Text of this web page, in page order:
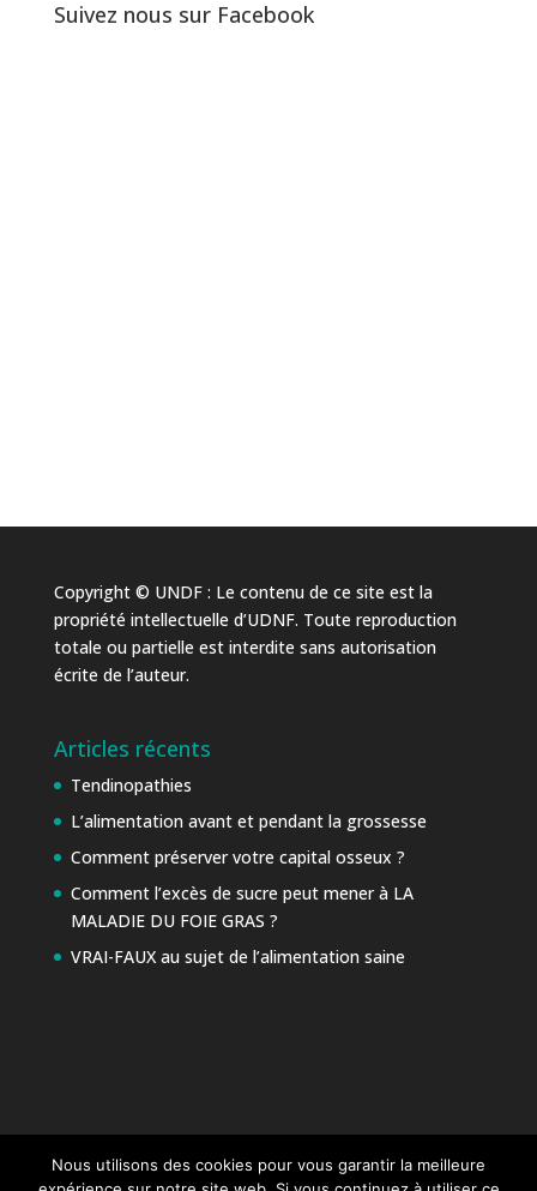
Suivez nous sur Facebook
Copyright © UNDF : Le contenu de ce site est la
propriété intellectuelle d’UDNF. Toute reproduction
totale ou partielle est interdite sans autorisation
écrite de l’auteur.
Articles récents
Tendinopathies
L’alimentation avant et pendant la grossesse
Comment préserver votre capital osseux ?
Comment l’excès de sucre peut mener à LA
MALADIE DU FOIE GRAS ?
VRAI-FAUX au sujet de l’alimentation saine
Nous utilisons des cookies pour vous garantir la meilleure